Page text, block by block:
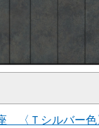
〈Ｔシルバー色